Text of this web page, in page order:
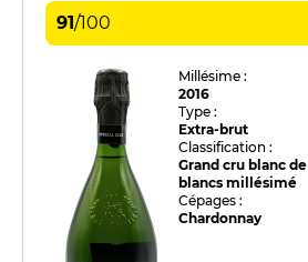
91/100
Millésime :
2016
Type :
Extra-brut
Classification :
Grand cru blanc de
blancs millésimé
Cépages :
Chardonnay